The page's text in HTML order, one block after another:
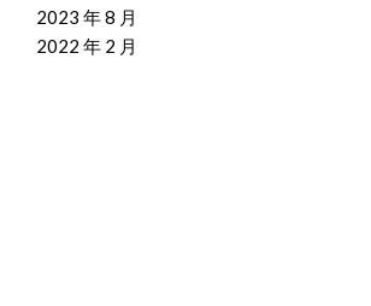
2023 年 8 月
2022 年 2 月